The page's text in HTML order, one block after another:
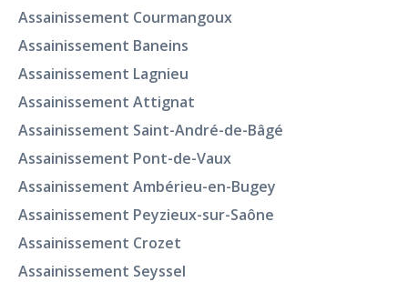
Assainissement Courmangoux
Assainissement Baneins
Assainissement Lagnieu
Assainissement Attignat
Assainissement Saint-André-de-Bâgé
Assainissement Pont-de-Vaux
Assainissement Ambérieu-en-Bugey
Assainissement Peyzieux-sur-Saône
Assainissement Crozet
Assainissement Seyssel